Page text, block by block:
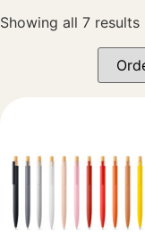
Showing all 7 results